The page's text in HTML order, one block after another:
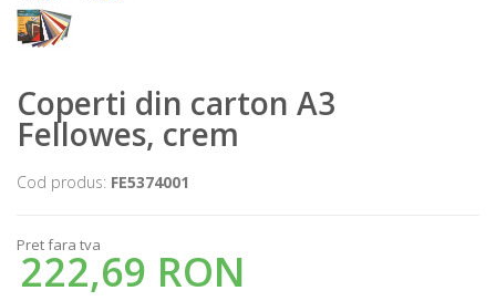
Coperti din carton A3
Fellowes, crem
Cod produs: FE5374001
Pret fara tva
222,69 RON